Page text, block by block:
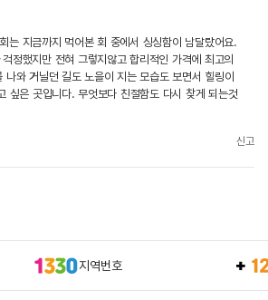
는 지금까지 먹어본 회 중에서 싱싱함이 남달랐어요.
정했지만 전혀 그렇지않고 합리적인 가격에 최고의
나와 거닐던 길도 노을이 지는 모습도 보면서 힐링이
싶은 곳입니다. 무엇보다 친절함도 다시 찾게 되는것
신고
지역번호